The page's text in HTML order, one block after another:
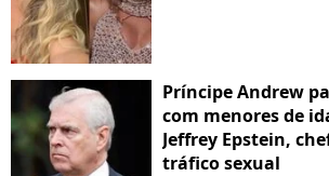
Príncipe Andrew
com menores de
Jeffrey Epstein,
tráfico sexual